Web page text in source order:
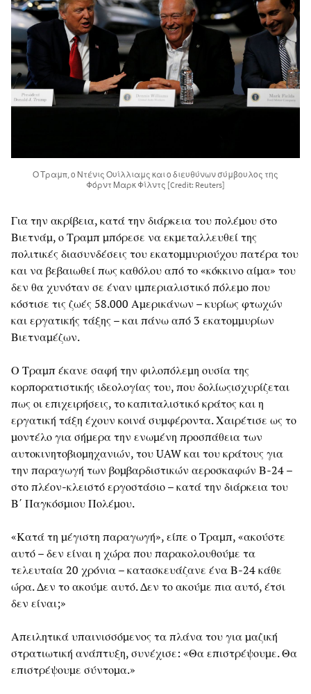
Ο Τραμπ, ο Ντένις Ουίλλιαμς και ο διευθύνων σύμβουλος της
Φόρντ Μαρκ Φίλντς [Credit: Reuters]
Για την ακρίβεια, κατά την διάρκεια του πολέμου στο
Βιετνάμ, ο Τραμπ μπόρεσε να εκμεταλλευθεί της
πολιτικές διασυνδέσεις του εκατομμυριούχου πατέρα του
και να βεβαιωθεί πως καθόλου από το «κόκκινο αίμα» του
δεν θα χυνόταν σε έναν ιμπεριαλιστικό πόλεμο που
κόστισε τις ζωές 58.000 Αμερικάνων – κυρίως φτωχών
και εργατικής τάξης – και πάνω από 3 εκατομμυρίων
Βιετναμέζων.
Ο Τραμπ έκανε σαφή την φιλοπόλεμη ουσία της
κορπορατιστικής ιδεολογίας του, που δολίωςισχυρίζεται
πως οι επιχειρήσεις, το καπιταλιστικό κράτος και η
εργατική τάξη έχουν κοινά συμφέροντα. Χαιρέτισε ως το
μοντέλο για σήμερα την ενωμένη προσπάθεια των
αυτοκινητοβιομηχανιών, του UAW και του κράτους για
την παραγωγή των βομβαρδιστικών αεροσκαφών Β-24 –
στο πλέον-κλειστό εργοστάσιο – κατά την διάρκεια του
Β΄ Παγκόσμιου Πολέμου.
«Κατά τη μέγιστη παραγωγή», είπε ο Τραμπ, «ακούστε
αυτό – δεν είναι η χώρα που παρακολουθούμε τα
τελευταία 20 χρόνια – κατασκευάζανε ένα Β-24 κάθε
ώρα. Δεν το ακούμε αυτό. Δεν το ακούμε πια αυτό, έτσι
δεν είναι;»
Απειλητικά υπαινισσόμενος τα πλάνα του για μαζική
στρατιωτική ανάπτυξη, συνέχισε: «Θα επιστρέψουμε. Θα
επιστρέψουμε σύντομα.»